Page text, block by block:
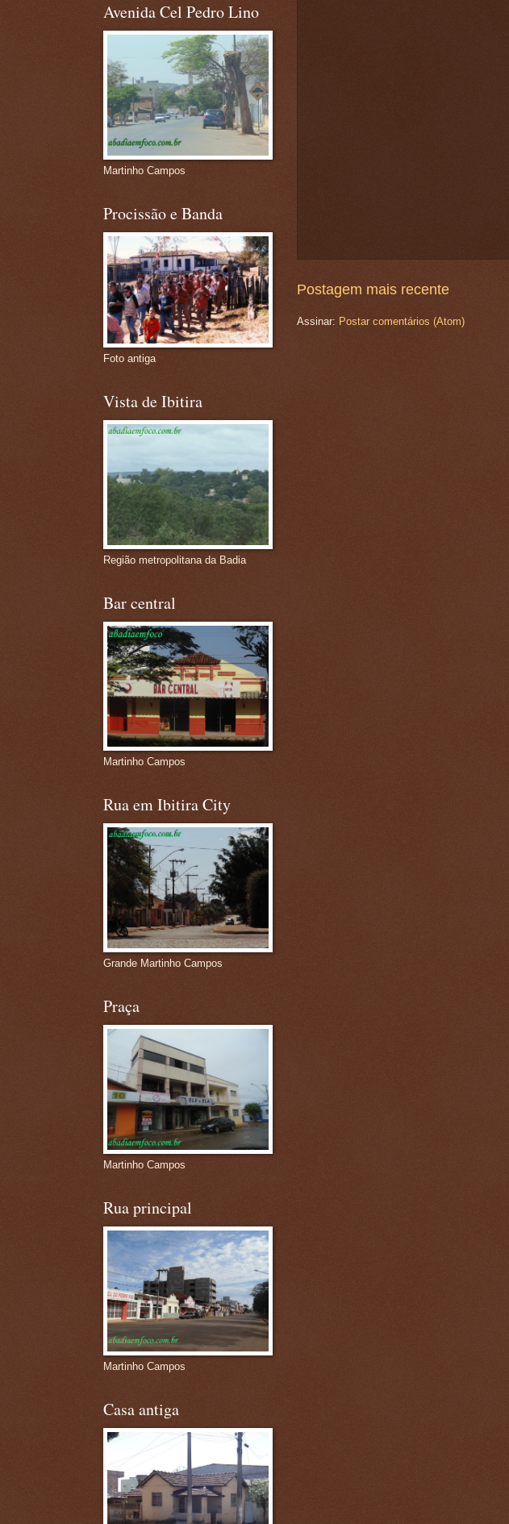
Postagem mais recente
Assinar: Postar comentários (Atom)
Avenida Cel Pedro Lino
Martinho Campos
Procissão e Banda
Foto antiga
Vista de Ibitira
Região metropolitana da Badia
Bar central
Martinho Campos
Rua em Ibitira City
Grande Martinho Campos
Praça
Martinho Campos
Rua principal
Martinho Campos
Casa antiga